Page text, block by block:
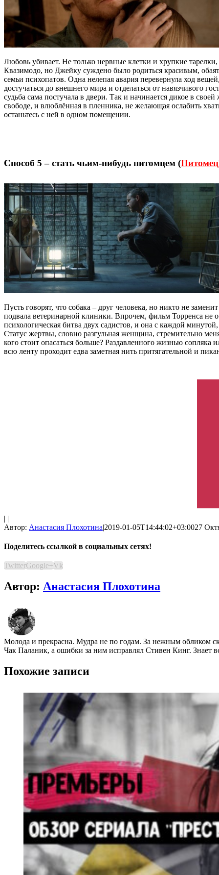
Любовь убивает. Не только нервные клетки и хрупкие
Квазимодо, но Джейку суждено было родиться красивым,
семьи психопатов. Одна нелепая авария перевернула ход
достучаться до внешнего мира и отделаться от навязчивого
судьба сама постучала в двери. Так и начинается дикое в
свободе, и влюблённая в пленника, не желающая ослабить
останьтесь с ней в одном помещении.
Способ 5 – стать чьим-нибудь питомцем (Питомец
Пусть говорят, что собака – друг человека, но никто не
подвала ветеринарной клиники. Впрочем, фильм Торренса не
психологическая битва двух садистов, и она с каждой
Статус жертвы, словно разгульная женщина, стремительно
кого стоит опасаться больше? Раздавленного жизнью
всю ленту проходит едва заметная нить притягательной и
| |
Автор: Анастасия Плохотина|2019-01-05T14:44:02+03:0027
Поделитесь ссылкой в социальных сетях!
TwitterGoogle+Vk
Автор: Анастасия Плохотина
Молода и прекрасна. Мудра не по годам. За нежным обликом
Чак Паланик, а ошибки за ним исправлял Стивен Кинг. Знает
Похожие записи